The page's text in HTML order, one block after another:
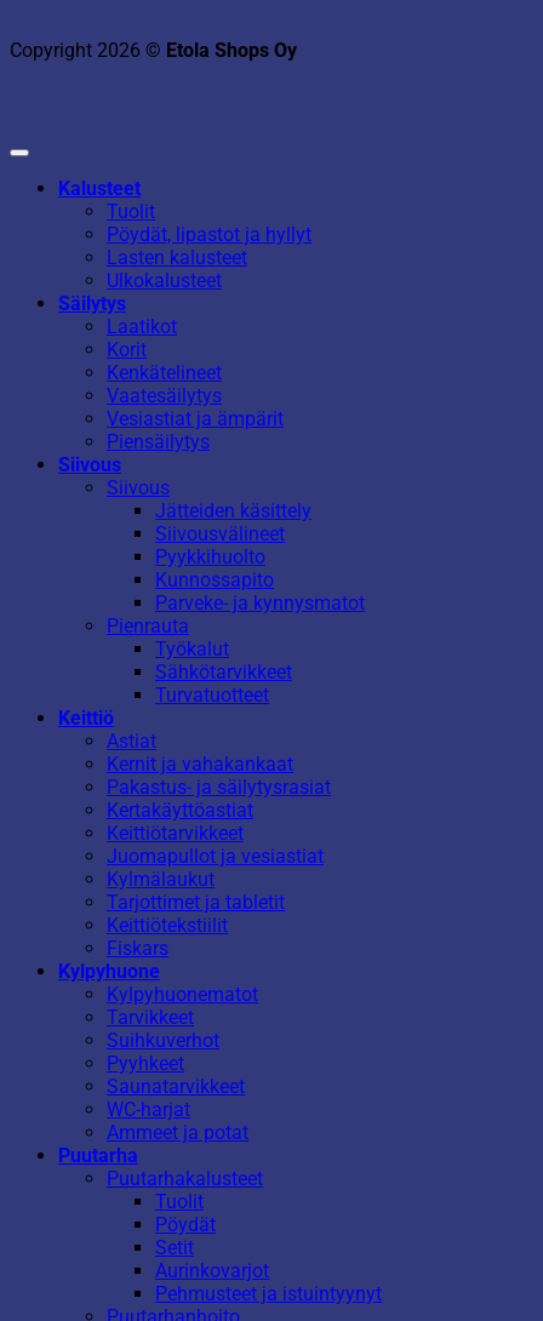
Copyright 2026 © Etola Shops Oy
Kalusteet
Tuolit
Pöydät, lipastot ja hyllyt
Lasten kalusteet
Ulkokalusteet
Säilytys
Laatikot
Korit
Kenkätelineet
Vaatesäilytys
Vesiastiat ja ämpärit
Piensäilytys
Siivous
Siivous
Jätteiden käsittely
Siivousvälineet
Pyykkihuolto
Kunnossapito
Parveke- ja kynnysmatot
Pienrauta
Työkalut
Sähkötarvikkeet
Turvatuotteet
Keittiö
Astiat
Kernit ja vahakankaat
Pakastus- ja säilytysrasiat
Kertakäyttöastiat
Keittiötarvikkeet
Juomapullot ja vesiastiat
Kylmälaukut
Tarjottimet ja tabletit
Keittiötekstiilit
Fiskars
Kylpyhuone
Kylpyhuonematot
Tarvikkeet
Suihkuverhot
Pyyhkeet
Saunatarvikkeet
WC-harjat
Ammeet ja potat
Puutarha
Puutarhakalusteet
Tuolit
Pöydät
Setit
Aurinkovarjot
Pehmusteet ja istuintyynyt